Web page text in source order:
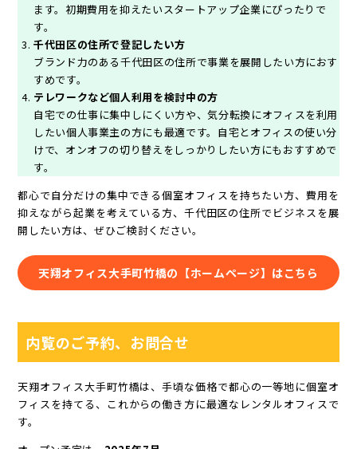
ます。初期費用を抑えたいスタートアップ企業にぴったりで
す。
千代田区の住所で登記したい方
ブランド力のある千代田区の住所で事業を展開したい方におす
すめです。
テレワークなど個人利用を検討中の方
自宅での仕事に集中しにくい方や、気分転換にオフィスを利用
したい個人事業主の方にも最適です。自宅とオフィスの使い分
けで、オンオフの切り替えをしっかりしたい方にもおすすめで
す。
都心で自分だけの集中できる個室オフィスを持ちたい方、費用を
抑えながら起業を考えている方、千代田区の住所でビジネスを展
開したい方は、ぜひご検討ください。
天翔オフィス大手町竹橋の【ホームページ】はこちら
内覧のご予約、お問合せ
天翔オフィス大手町竹橋は、手頃な価格で都心の一等地に個室オ
フィスを持てる、これからの働き方に最適なレンタルオフィスで
す。